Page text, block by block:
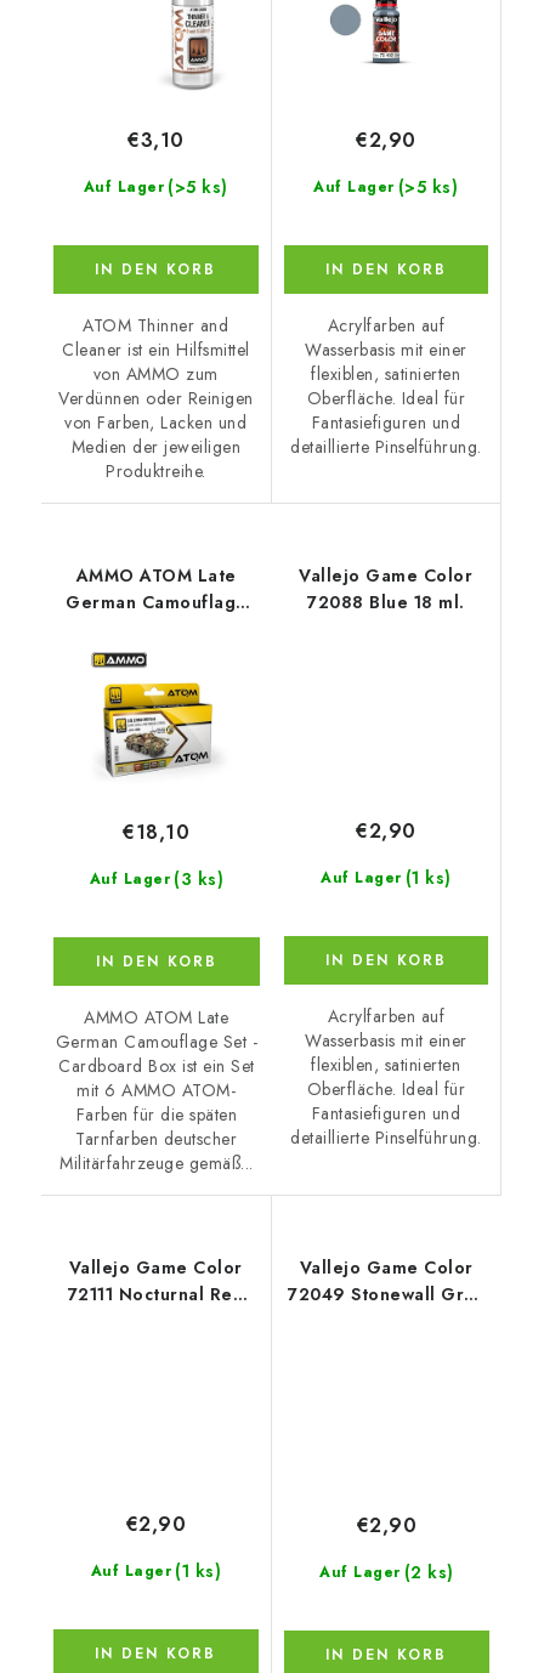
Auf Lager (>5 ks)
€3,10
IN DEN KORB
ATOM Thinner and
Cleaner ist ein Hilfsmittel
von AMMO zum
Verdünnen oder Reinigen
von Farben, Lacken und
Medien der jeweiligen
Produktreihe.
Auf Lager (>5 ks)
€2,90
IN DEN KORB
Acrylfarben auf
Wasserbasis mit einer
flexiblen, satinierten
Oberfläche. Ideal für
Fantasiefiguren und
detaillierte Pinselführung.
AMMO ATOM Late
German Camouflage
Auf Lager (3 ks)
€18,10
IN DEN KORB
AMMO ATOM Late
German Camouflage Set -
Cardboard Box ist ein Set
mit 6 AMMO ATOM-
Farben für die späten
Tarnfarben deutscher
Militärfahrzeuge gemäß...
Vallejo Game Color
72088 Blue 18 ml.
Auf Lager (1 ks)
€2,90
IN DEN KORB
Acrylfarben auf
Wasserbasis mit einer
flexiblen, satinierten
Oberfläche. Ideal für
Fantasiefiguren und
detaillierte Pinselführung.
Vallejo Game Color
72111 Nocturnal Red
Auf Lager (1 ks)
€2,90
IN DEN KORB
Vallejo Game Color
72049 Stonewall Grey
Auf Lager (2 ks)
€2,90
IN DEN KORB